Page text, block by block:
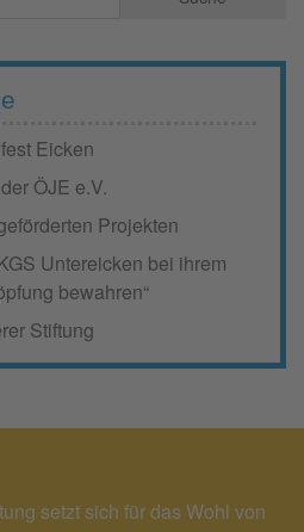
Eicken
ÖJE e.V.
Projekten
Untereicken bei ihrem
bewahren“
Stiftung
setzt sich für das Wohl von